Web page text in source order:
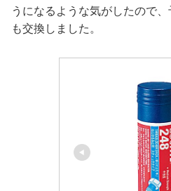
うになるような気がしたので
も交換しました。